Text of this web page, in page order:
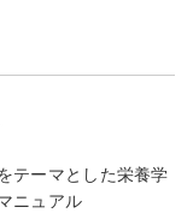
テーマとした栄養学
ニュアル